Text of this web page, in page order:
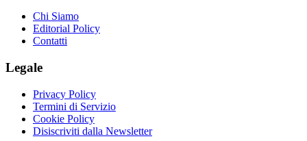
Chi Siamo
Editorial Policy
Contatti
Legale
Privacy Policy
Termini di Servizio
Cookie Policy
Disiscriviti dalla Newsletter